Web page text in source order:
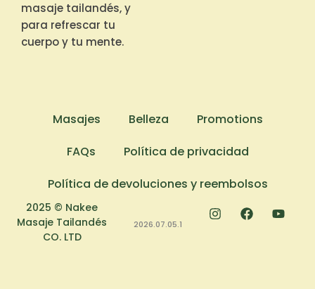
masaje tailandés, y
para refrescar tu
cuerpo y tu mente.
Masajes Belleza
Promotions
FAQs
Política de privacidad
Política de devoluciones y reembolsos
2025 © Nakee
Masaje Tailandés
CO. LTD
2026.07.05.1